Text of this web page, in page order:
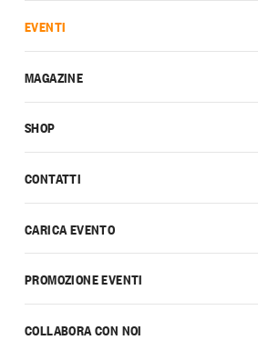
CONTATTI
CARICA EVENTO
PROMOZIONE EVENTI
COLLABORA CON NOI
EVENTI
MAGAZINE
SHOP